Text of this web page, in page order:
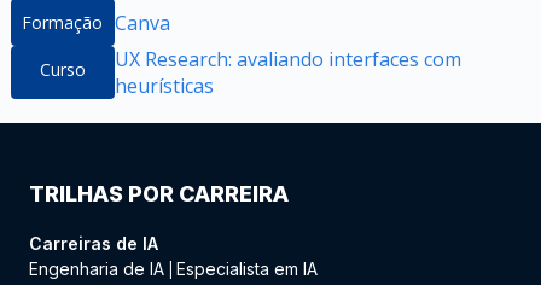
Formação Canva
Curso
UX Research: avaliando interfaces com
heurísticas
TRILHAS POR CARREIRA
Carreiras de IA
Engenharia de IA Especialista em IA